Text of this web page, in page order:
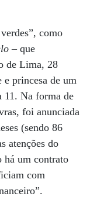
como
– que
de Lima, 28
princesa de um
11. Na forma de
foi anunciada
(sendo 86
atenções do
há um contrato
com